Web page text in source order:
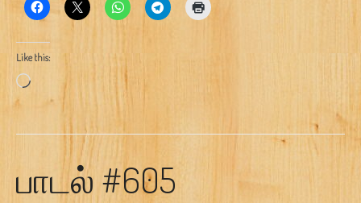
Like this:
Loading…
பாடல் #605